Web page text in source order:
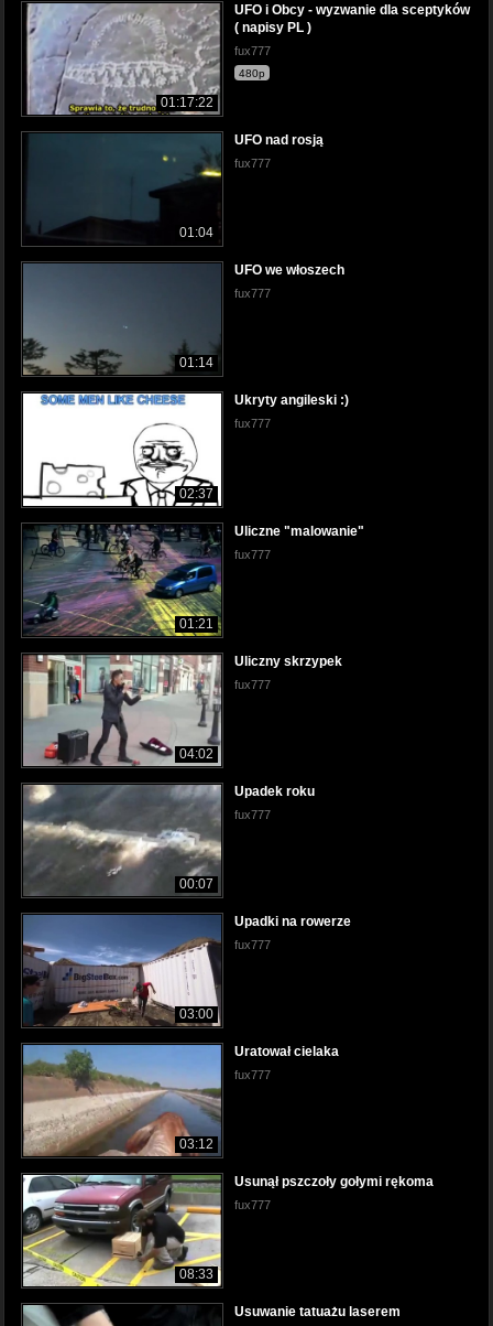
01:17:22
UFO i Obcy - wyzwanie dla sceptyków
( napisy PL )
fux777
480p
01:04
UFO nad rosją
fux777
01:14
UFO we włoszech
fux777
02:37
Ukryty angileski :)
fux777
01:21
Uliczne "malowanie"
fux777
04:02
Uliczny skrzypek
fux777
00:07
Upadek roku
fux777
03:00
Upadki na rowerze
fux777
03:12
Uratował cielaka
fux777
08:33
Usunął pszczoły gołymi rękoma
fux777
Usuwanie tatuażu laserem